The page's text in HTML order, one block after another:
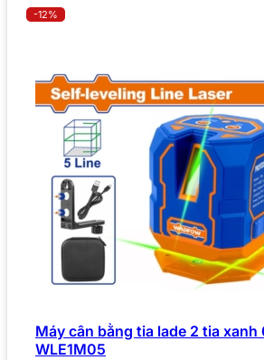
-12%
Máy cân bằng tia lade 2 tia
WLE1M05